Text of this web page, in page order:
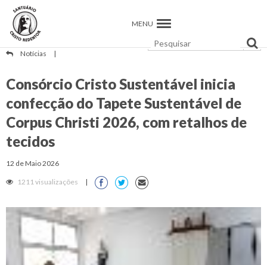
MENU
Notícias |
Consórcio Cristo Sustentável inicia
confecção do Tapete Sustentável de
Corpus Christi 2026, com retalhos de
tecidos
12 de Maio 2026
1211 visualizações |